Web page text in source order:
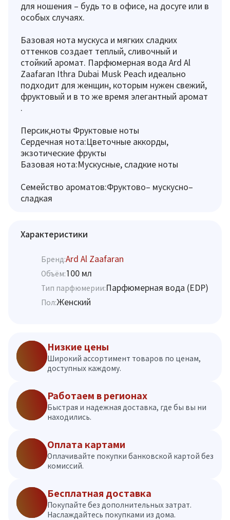
для ношения – будь то в офисе, на досуге или в
особых случаях.
Базовая нота мускуса и мягких сладких
оттенков создает теплый, сливочный и
стойкий аромат. Парфюмерная вода Ard Al
Zaafaran Ithra Dubai Musk Peach идеально
подходит для женщин, которым нужен свежий,
фруктовый и в то же время элегантный аромат
.
Персик,ноты Фруктовые ноты
Сердечная нота:Цветочные аккорды,
экзотические фрукты
Базовая нота:Мускусные, сладкие ноты
Семейство ароматов:Фруктово– мускусно–
сладкая
Характеристики
Бренд:Ard Al Zaafaran
Объём:100 мл
Тип парфюмерии:Парфюмерная вода (EDP)
Пол:Женский
Низкие цены
Широкий ассортимент товаров по ценам,
доступных каждому.
Работаем в регионах
Быстрая и надежная доставка, где бы вы ни
находились.
Оплата картами
Оплачивайте покупки банковской картой без
комиссий.
Бесплатная доставка
Покупайте без дополнительных затрат.
Наслаждайтесь покупками из дома.